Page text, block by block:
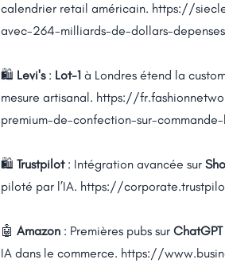
calendrier retail américain. https://
avec-264-milliards-de-dollars-
🛍️ Levi's: Lot-1 à Londres étend la
mesure artisanal. https://
premium-de-confection-sur-
🛍️ Trustpilot: Intégration avancée sur
piloté par l’IA. https://
🤖 Amazon : Premières pubs sur ChatGPT
IA dans le commerce. https://